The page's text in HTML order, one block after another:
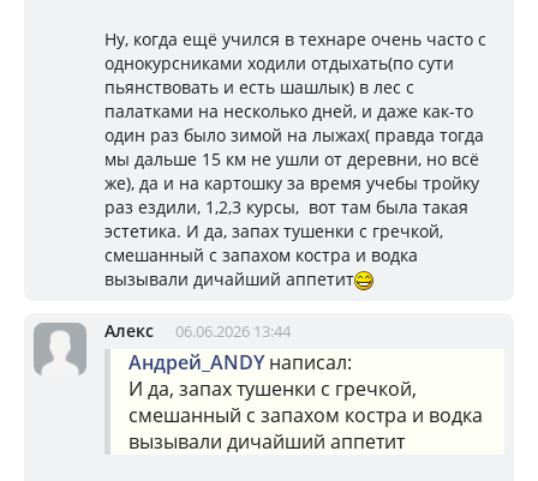
Ну, когда ещё учился в технаре очень часто с
однокурсниками ходили отдыхать(по сути
пьянствовать и есть шашлык) в лес с
палатками на несколько дней, и даже как-то
один раз было зимой на лыжах( правда тогда
мы дальше 15 км не ушли от деревни, но всё
же), да и на картошку за время учебы тройку
раз ездили, 1,2,3 курсы, вот там была такая
эстетика. И да, запах тушенки с гречкой,
смешанный с запахом костра и водка
вызывали дичайший аппетит
Алекс 06.06.2026 13:44
Андрей_ANDYнаписал:
И да, запах тушенки с гречкой,
смешанный с запахом костра и водка
вызывали дичайший аппетит